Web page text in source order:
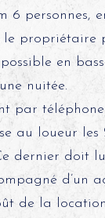
6 personnes,
le propriétaire
en
nuitée.
par
au loueur
dernier doit
d’un
de la